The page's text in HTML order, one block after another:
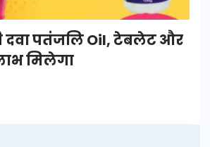
दवा पतंजलि Oil, टेबलेट और
मिलेगा